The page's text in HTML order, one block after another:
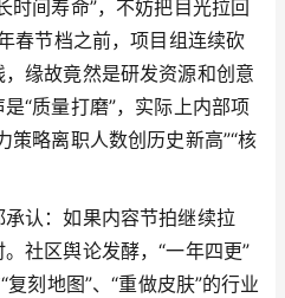
时间寿命”，不妨把目光拉回
春节档之前，项目组连续砍
缘故竟然是研发资源和创意
“质量打磨”，实际上内部项
策略离职人数创历史新高”“核
认：如果内容节拍继续拉
社区舆论发酵，“一年四更”
刻地图”、“重做皮肤”的行业